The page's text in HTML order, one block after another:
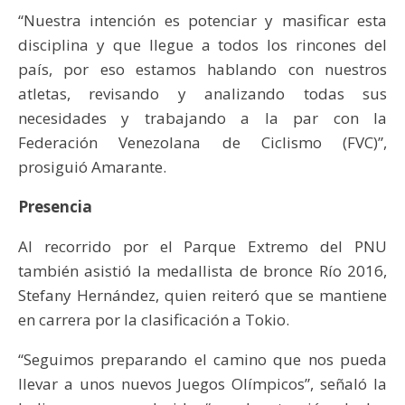
“Nuestra intención es potenciar y masificar esta
disciplina y que llegue a todos los rincones del
país, por eso estamos hablando con nuestros
atletas, revisando y analizando todas sus
necesidades y trabajando a la par con la
Federación Venezolana de Ciclismo (FVC)”,
prosiguió Amarante.
Presencia
Al recorrido por el Parque Extremo del PNU
también asistió la medallista de bronce Río 2016,
Stefany Hernández, quien reiteró que se mantiene
en carrera por la clasificación a Tokio.
“Seguimos preparando el camino que nos pueda
llevar a unos nuevos Juegos Olímpicos”, señaló la